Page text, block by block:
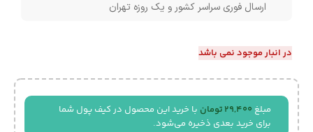
ارسال فوری سراسر کشور و یک روزه تهران
در انبار موجود نمی باشد
مبلغ 29,400 تومان با خرید این محصول در کیف پول شما
برای خرید بعدی ذخیره می‌شود.